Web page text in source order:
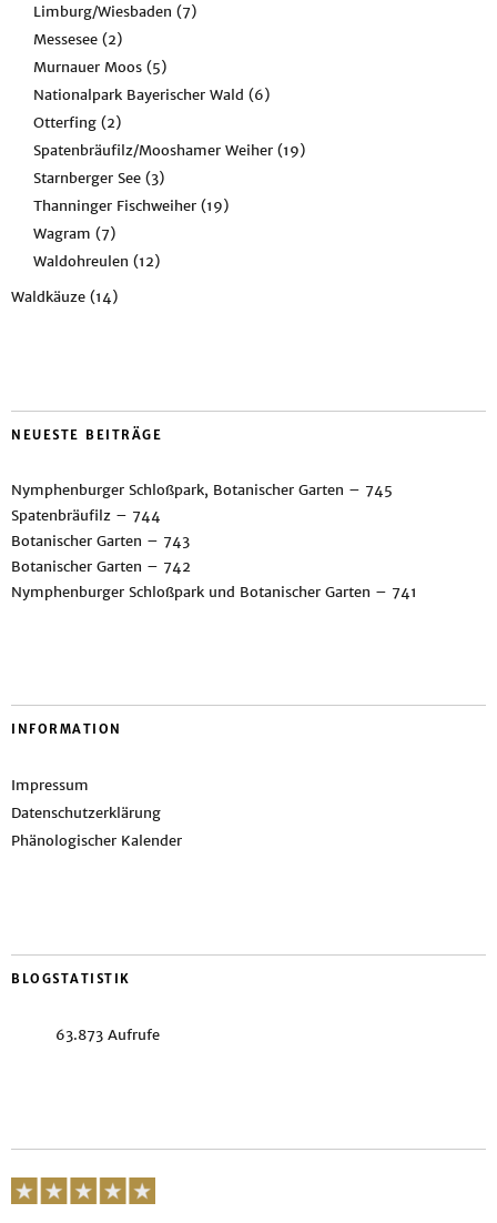
Limburg/Wiesbaden (7)
Messesee (2)
Murnauer Moos (5)
Nationalpark Bayerischer Wald (6)
Otterfing (2)
Spatenbräufilz/Mooshamer Weiher (19)
Starnberger See (3)
Thanninger Fischweiher (19)
Wagram (7)
Waldohreulen (12)
Waldkäuze (14)
NEUESTE BEITRÄGE
Nymphenburger Schloßpark, Botanischer Garten – 745
Spatenbräufilz – 744
Botanischer Garten – 743
Botanischer Garten – 742
Nymphenburger Schloßpark und Botanischer Garten – 741
INFORMATION
Impressum
Datenschutzerklärung
Phänologischer Kalender
BLOGSTATISTIK
63.873 Aufrufe